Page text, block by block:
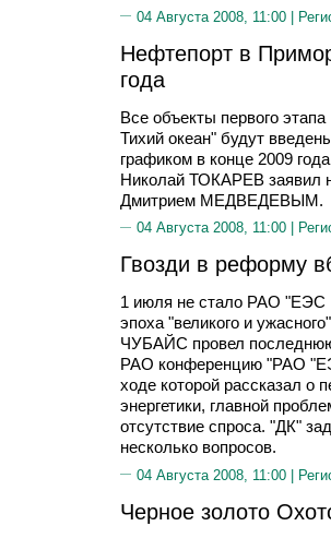
04 Августа 2008, 11:00 |
Нефтепорт в
года
Все объекты первого
Тихий океан" будут
графиком в конце 2009
Николай ТОКАРЕВ заявил
Дмитрием МЕДВЕДЕВЫМ.
04 Августа 2008, 11:00 |
Гвозди в реформу
1 июля не стало РАО "ЕЭС
эпоха "великого и
ЧУБАЙС провел последнюю
РАО конференцию "РАО
ходе которой рассказал о
энергетики, главной
отсутствие спроса. "ДК"
несколько вопросов.
04 Августа 2008, 11:00 |
Черное золото